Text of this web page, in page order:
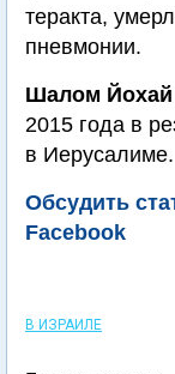
теракта,
пневмонии.
Шалом
2015 года в
в Иерусалиме.
Обсудить
Facebook
В ИЗРАИЛЕ